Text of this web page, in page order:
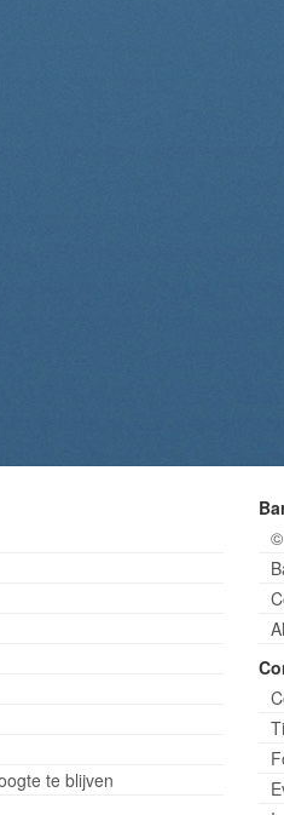
te blijven